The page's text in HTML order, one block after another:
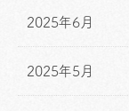
2025年6月
2025年5月